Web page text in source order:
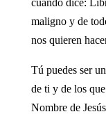
maligno y de
nos quieren
Tú puedes ser
de ti y de los
Nombre de